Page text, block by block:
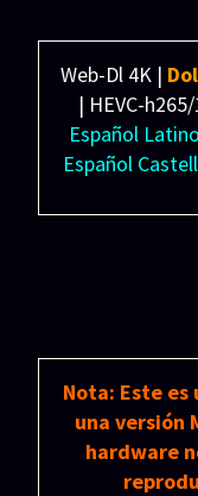
Koumalatsos,
Chelsea Brea,
Lloyd Johnson.
Distribuidora:
Web-Dl 4K |
| HEVC-
Español Latino
Español
Español
Nota: Este es
una versión
hardware